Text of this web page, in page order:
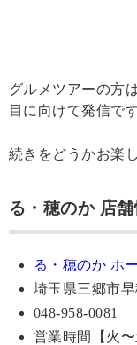
グルメツアーの方
目に向けて発信です
続きをどうかお楽
る・穂のか 店舗
る・穂のか ホ
埼玉県三郷市
048-958-0081
営業時間【火